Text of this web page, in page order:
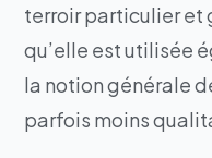
terroir particulier et
qu’elle est utilisée
la notion générale
parfois moins